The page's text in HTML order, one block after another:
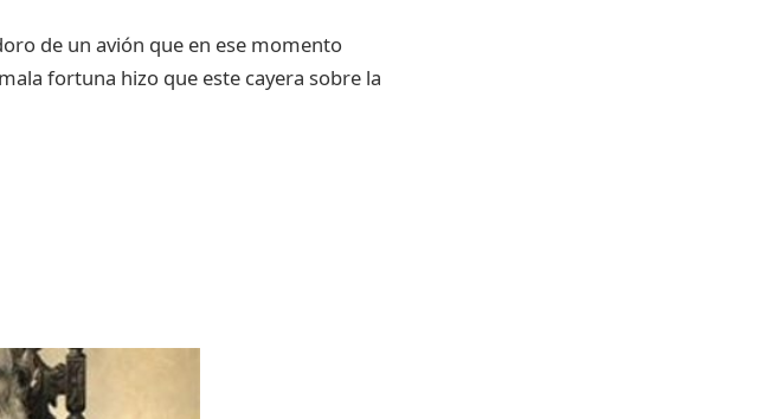
de un avión que en ese momento
fortuna hizo que este cayera sobre la